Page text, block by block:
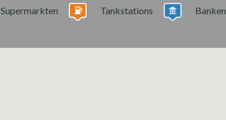
Supermarkten Tankstations Banken